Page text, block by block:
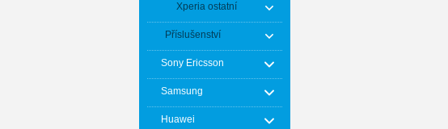
Xperia ostatní
Příslušenství
Sony Ericsson
Samsung
Huawei